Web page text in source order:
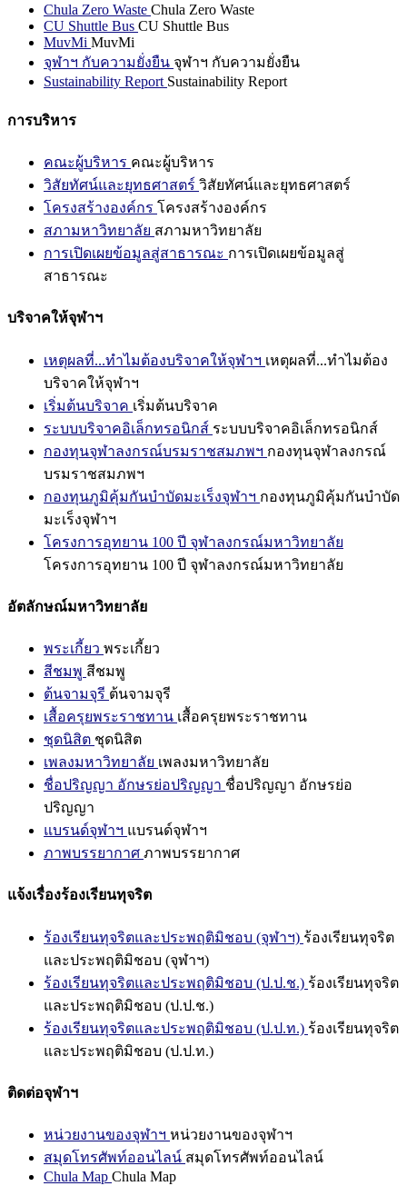
Chula Zero Waste Chula Zero Waste
CU Shuttle Bus CU Shuttle Bus
MuvMi MuvMi
จุฬาฯ กับความยั่งยืน จุฬาฯ กับความยั่งยืน
Sustainability Report Sustainability Report
การบริหาร
คณะผู้บริหาร คณะผู้บริหาร
วิสัยทัศน์และยุทธศาสตร์ วิสัยทัศน์และยุทธศาสตร์
โครงสร้างองค์กร โครงสร้างองค์กร
สภามหาวิทยาลัย สภามหาวิทยาลัย
การเปิดเผยข้อมูลสู่สาธารณะ การเปิดเผยข้อมูลสู่
สาธารณะ
บริจาคให้จุฬาฯ
เหตุผลที่...ทำไมต้องบริจาคให้จุฬาฯ เหตุผลที่...ทำไมต้อง
บริจาคให้จุฬาฯ
เริ่มต้นบริจาค เริ่มต้นบริจาค
ระบบบริจาคอิเล็กทรอนิกส์ ระบบบริจาคอิเล็กทรอนิกส์
กองทุนจุฬาลงกรณ์บรมราชสมภพฯ กองทุนจุฬาลงกรณ์
บรมราชสมภพฯ
กองทุนภูมิคุ้มกันบำบัดมะเร็งจุฬาฯ กองทุนภูมิคุ้มกันบำบัด
มะเร็งจุฬาฯ
โครงการอุทยาน 100 ปี จุฬาลงกรณ์มหาวิทยาลัย
โครงการอุทยาน 100 ปี จุฬาลงกรณ์มหาวิทยาลัย
อัตลักษณ์มหาวิทยาลัย
พระเกี้ยว พระเกี้ยว
สีชมพู สีชมพู
ต้นจามจุรี ต้นจามจุรี
เสื้อครุยพระราชทาน เสื้อครุยพระราชทาน
ชุดนิสิต ชุดนิสิต
เพลงมหาวิทยาลัย เพลงมหาวิทยาลัย
ชื่อปริญญา อักษรย่อปริญญา ชื่อปริญญา อักษรย่อ
ปริญญา
แบรนด์จุฬาฯ แบรนด์จุฬาฯ
ภาพบรรยากาศ ภาพบรรยากาศ
แจ้งเรื่องร้องเรียนทุจริต
ร้องเรียนทุจริตและประพฤติมิชอบ (จุฬาฯ) ร้องเรียนทุจริต
และประพฤติมิชอบ (จุฬาฯ)
ร้องเรียนทุจริตและประพฤติมิชอบ (ป.ป.ช.) ร้องเรียนทุจริต
และประพฤติมิชอบ (ป.ป.ช.)
ร้องเรียนทุจริตและประพฤติมิชอบ (ป.ป.ท.) ร้องเรียนทุจริต
และประพฤติมิชอบ (ป.ป.ท.)
ติดต่อจุฬาฯ
หน่วยงานของจุฬาฯ หน่วยงานของจุฬาฯ
สมุดโทรศัพท์ออนไลน์ สมุดโทรศัพท์ออนไลน์
Chula Map Chula Map